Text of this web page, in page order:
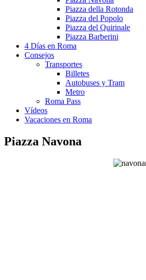
Piazza della Rotonda
Piazza del Popolo
Piazza del Quirinale
Piazza Barberini
4 Días en Roma
Consejos
Transportes
Billetes
Autobuses y Tram
Metro
Roma Pass
Vídeos
Vacaciones en Roma
Piazza Navona